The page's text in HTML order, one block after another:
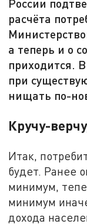
России
расчёта
а теперь и о
приходится.
при
нищать по-
Кручу-
Итак,
будет. Ранее
минимум,
минимум
дохода